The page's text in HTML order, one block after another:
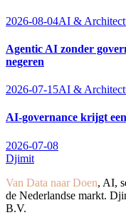
2026-08-04AI &
Agentic AI zonder
negeren
2026-07-15AI &
AI-governance krijgt
2026-07-08
Djimit
Van Data naar Doen, AI,
de Nederlandse markt.
B.V.